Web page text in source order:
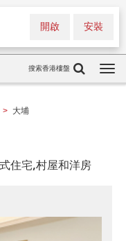
安裝
開啟
搜索香港樓盤
> 大埔
住宅,村屋和洋房